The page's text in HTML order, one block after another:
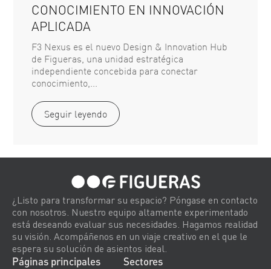
CONOCIMIENTO EN INNOVACIÓN
APLICADA
F3 Nexus es el nuevo Design & Innovation Hub
de Figueras, una unidad estratégica
independiente concebida para conectar
conocimiento,...
Seguir leyendo
¿Listo para transformar su espacio? Póngase en contacto
con nosotros. Nuestro equipo altamente experimentado
está deseando evaluar sus necesidades. Hagamos realidad
su visión. Acompáñenos en un viaje creativo en el que le
espera su solución de asientos ideal.
Páginas principales Sectores